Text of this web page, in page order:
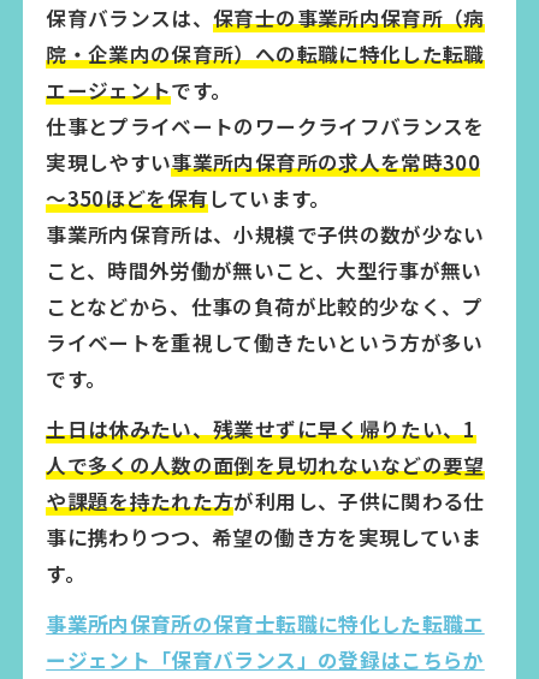
保育バランスは、保育士の事業所内保育所（病
院・企業内の保育所）への転職に特化した転職
エージェントです。
仕事とプライベートのワークライフバランスを
実現しやすい事業所内保育所の求人を常時300
～350ほどを保有しています。
事業所内保育所は、小規模で子供の数が少ない
こと、時間外労働が無いこと、大型行事が無い
ことなどから、仕事の負荷が比較的少なく、プ
ライベートを重視して働きたいという方が多い
です。
土日は休みたい、残業せずに早く帰りたい、1
人で多くの人数の面倒を見切れないなどの要望
や課題を持たれた方が利用し、子供に関わる仕
事に携わりつつ、希望の働き方を実現していま
す。
事業所内保育所の保育士転職に特化した転職エ
ージェント「保育バランス」の登録はこちらか